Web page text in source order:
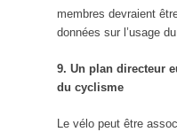
membres devraient
données sur l’usage
9. Un plan directeur
du cyclisme
Le vélo peut être